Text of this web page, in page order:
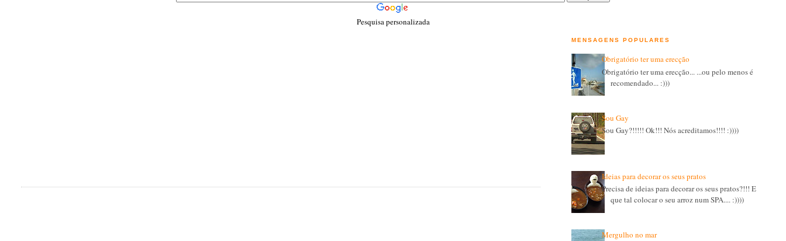
Pesquisa personalizada
MENSAGENS POPULARES
Obrigatório ter uma erecção
Obrigatório ter uma erecção... ...ou pelo menos é
recomendado... :)))
Sou Gay
Sou Gay?!!!!! Ok!!! Nós acreditamos!!!! :))))
Ideias para decorar os seus pratos
Precisa de ideias para decorar os seus pratos?!!! E
que tal colocar o seu arroz num SPA.... :))))
Mergulho no mar